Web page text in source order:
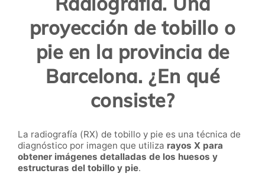
proyección de tobillo o
pie en la provincia de
Barcelona. ¿En qué
consiste?
La radiografía (RX) de tobillo y pie es una técnica de
diagnóstico por imagen que utiliza rayos X para
obtener imágenes detalladas de los huesos y
estructuras del tobillo y pie.